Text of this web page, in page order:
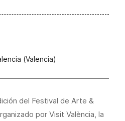
(Valencia)
del Festival de Arte &
por Visit València, la